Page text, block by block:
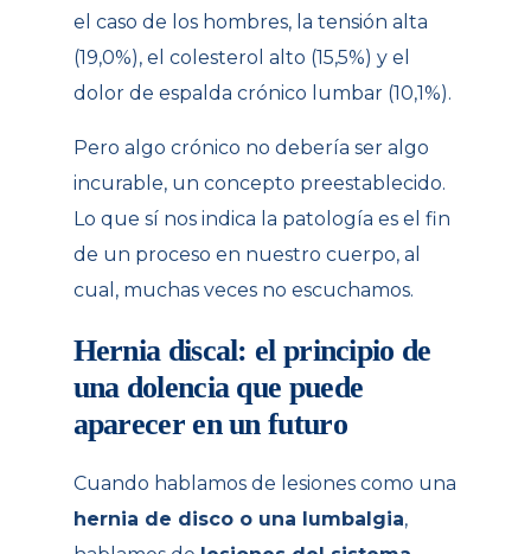
el caso de los hombres, la tensión alta
(19,0%), el colesterol alto (15,5%) y el
dolor de espalda crónico lumbar (10,1%).
Pero algo crónico no debería ser algo
incurable, un concepto preestablecido.
Lo que sí nos indica la patología es el fin
de un proceso en nuestro cuerpo, al
cual, muchas veces no escuchamos.
Hernia discal: el principio de
una dolencia que puede
aparecer en un futuro
Cuando hablamos de lesiones como una
hernia de disco o una lumbalgia,